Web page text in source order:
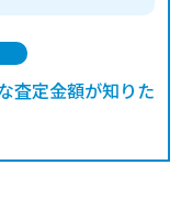
査定金額が知りた